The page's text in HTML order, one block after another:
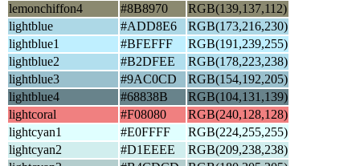
lemonchiffon4
#8B8970
RGB(139,137,112)
lightblue
#ADD8E6
RGB(173,216,230)
lightblue1
#BFEFFF
RGB(191,239,255)
lightblue2
#B2DFEE
RGB(178,223,238)
lightblue3
#9AC0CD
RGB(154,192,205)
lightblue4
#68838B
RGB(104,131,139)
lightcoral
#F08080
RGB(240,128,128)
lightcyan1
#E0FFFF
RGB(224,255,255)
lightcyan2
#D1EEEE
RGB(209,238,238)